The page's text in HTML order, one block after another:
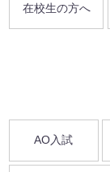
在校生の方へ
AO入試